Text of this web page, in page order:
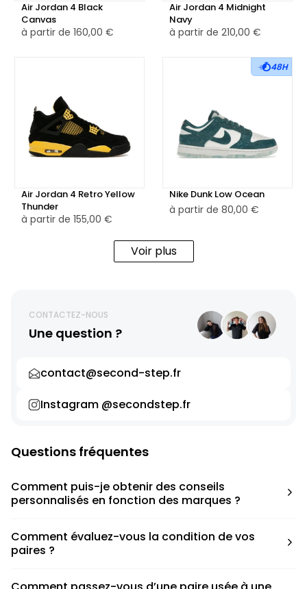
Air Jordan 4 Black
Canvas
à partir de 160,00 €
Air Jordan 4 Midnight
Navy
à partir de 210,00 €
Air Jordan 4 Retro Yellow
Thunder
à partir de 155,00 €
48H
Nike Dunk Low Ocean
à partir de 80,00 €
Voir plus
CONTACTEZ-NOUS
Une question ?
contact@second-step.fr
Instagram @secondstep.fr
Questions fréquentes
Comment puis-je obtenir des conseils
personnalisés en fonction des marques ?
pour déterminer la taille appropriée, que ce soit une taille
en dessous, au-dessus ou correspondant à votre taille
Comment évaluez-vous la condition de vos
paires ?